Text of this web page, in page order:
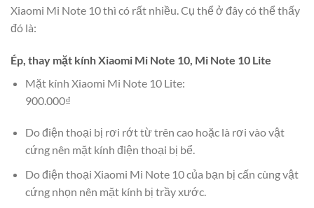
Xiaomi Mi Note 10 thì có rất nhiều. Cụ thể ở đây có thể thấy
đó là:
Ép, thay mặt kính Xiaomi Mi Note 10, Mi Note 10 Lite
Mặt kính Xiaomi Mi Note 10 Lite:
900.000₫
Do điện thoại bị rơi rớt từ trên cao hoặc là rơi vào vật
cứng nên mặt kính điện thoại bị bể.
Do điện thoại Xiaomi Mi Note 10 của bạn bị cấn cùng vật
cứng nhọn nên mặt kính bị trầy xước.